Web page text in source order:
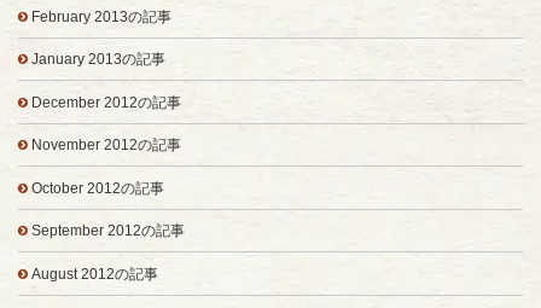
February 2013の記事
January 2013の記事
December 2012の記事
November 2012の記事
October 2012の記事
September 2012の記事
August 2012の記事